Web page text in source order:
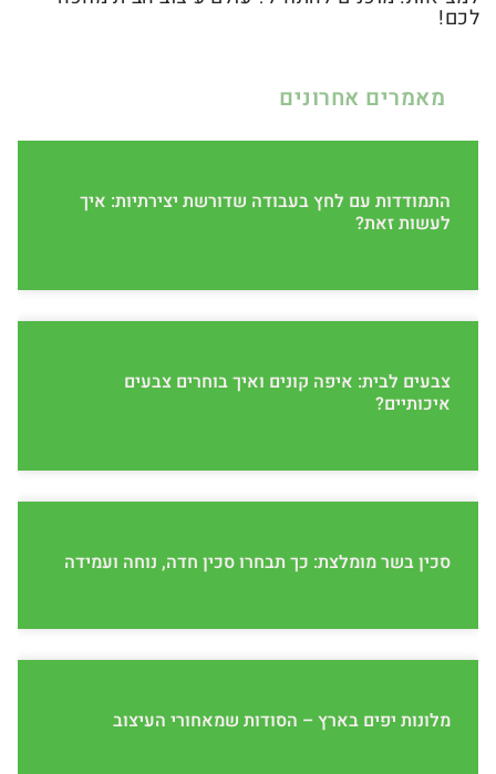
לכם!
מאמרים אחרונים
התמודדות עם לחץ בעבודה שדורשת יצירתיות: איך
לעשות זאת?
צבעים לבית: איפה קונים ואיך בוחרים צבעים
איכותיים?
סכין בשר מומלצת: כך תבחרו סכין חדה, נוחה ועמידה
מלונות יפים בארץ – הסודות שמאחורי העיצוב